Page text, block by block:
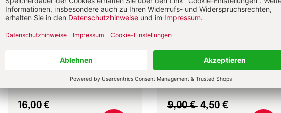
16,00 €
Älterwerden – wie geht das?
Anselm Grün, Gabriela Herpell,
Sebastian Herrmann u.a.
9,00 € 4,50 €